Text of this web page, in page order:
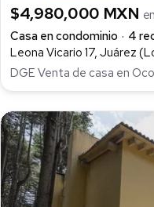
$4,980,000 MXN
Casa en condominio
4
Leona Vicario 17, Juárez
DGE Venta de casa en